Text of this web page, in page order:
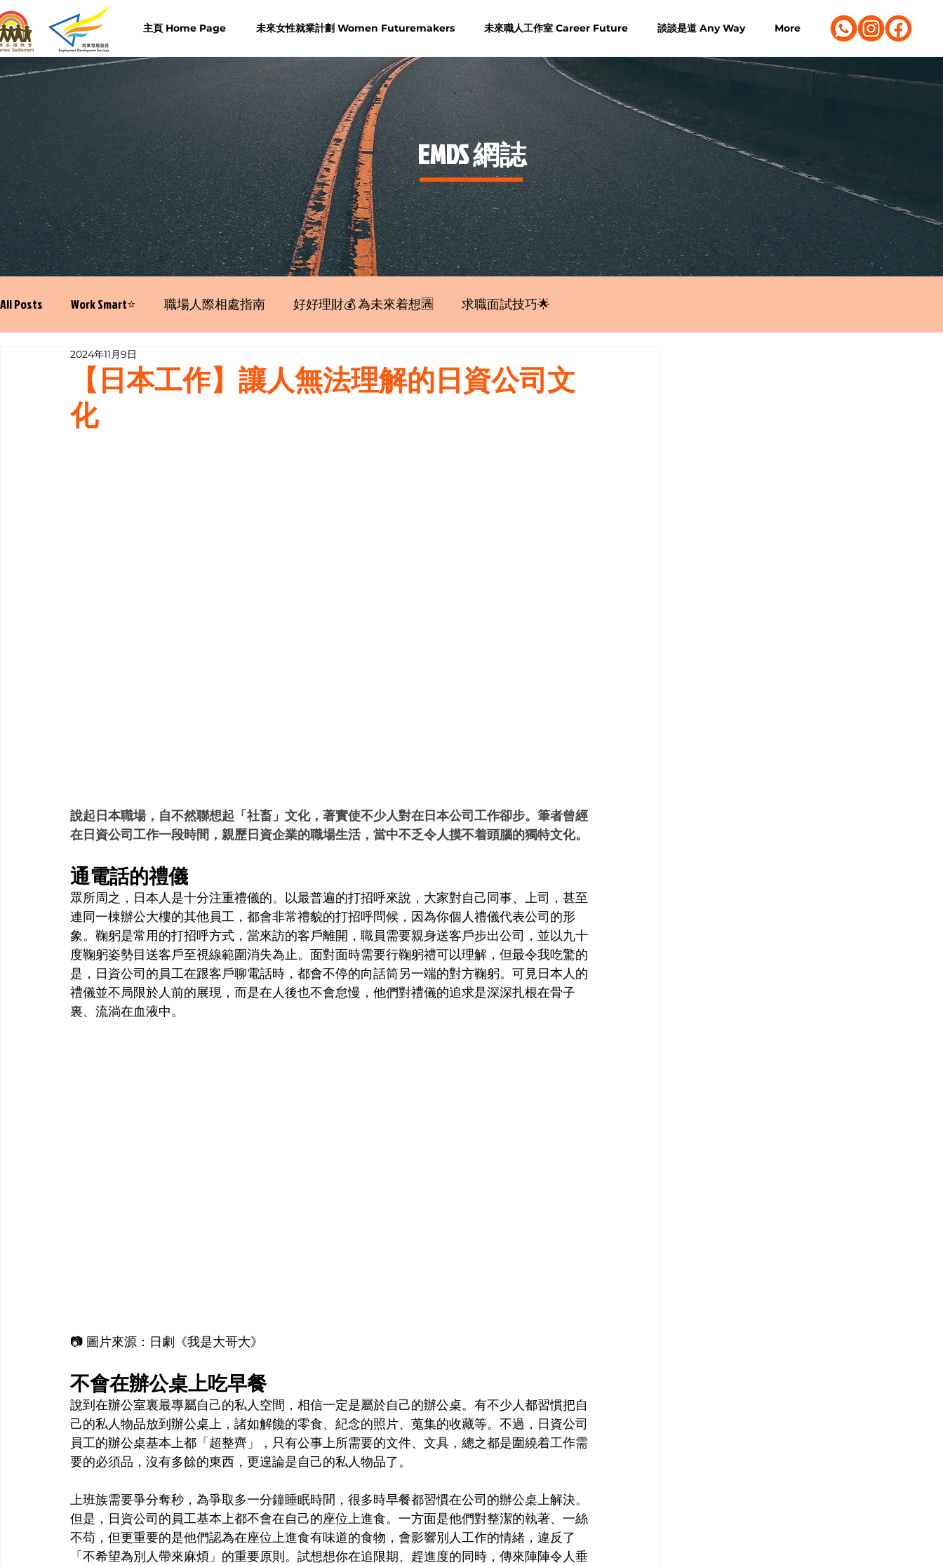
主頁 Home Page 未來女性就業計劃 Women Futuremakers 未來職人工作室 Career Future 談談是道 Any Way More
​EMDS 網誌
All Posts Work Smart⭐️ 職場人際相處指南 好好理財💰 為未來着想🈵 求職面試技巧🌟
寫履歷表嘅技巧📝【日本工作】讓人無法理解的日資公司文
化
2024年11月9日
說起日本職場，自不然聯想起「社畜」文化，著實使不少人對在日本公司工作卻步。筆者曾經
在日資公司工作一段時間，親歷日資企業的職場生活，當中不乏令人摸不着頭腦的獨特文化。
通電話的禮儀
眾所周之，日本人是十分注重禮儀的。以最普遍的打招呼來說，大家對自己同事、上司，甚至
連同一棟辦公大樓的其他員工，都會非常禮貌的打招呼問候，因為你個人禮儀代表公司的形
象。鞠躬是常用的打招呼方式，當來訪的客戶離開，職員需要親身送客戶步出公司，並以九十
度鞠躬姿勢目送客戶至視線範圍消失為止。面對面時需要行鞠躬禮可以理解，但最令我吃驚的
是，日資公司的員工在跟客戶聊電話時，都會不停的向話筒另一端的對方鞠躬。可見日本人的
禮儀並不局限於人前的展現，而是在人後也不會怠慢，他們對禮儀的追求是深深扎根在骨子
裏、流淌在血液中。
📷 圖片來源：日劇《我是大哥大》
不會在辦公桌上吃早餐
說到在辦公室裏最專屬自己的私人空間，相信一定是屬於自己的辦公桌。有不少人都習慣把自
己的私人物品放到辦公桌上，諸如解饞的零食、紀念的照片、蒐集的收藏等。不過，日資公司
員工的辦公桌基本上都「超整齊」，只有公事上所需要的文件、文具，總之都是圍繞着工作需
要的必須品，沒有多餘的東西，更遑論是自己的私人物品了。
上班族需要爭分奪秒，為爭取多一分鐘睡眠時間，很多時早餐都習慣在公司的辦公桌上解決。
但是，日資公司的員工基本上都不會在自己的座位上進食。一方面是他們對整潔的執著、一絲
不苟，但更重要的是他們認為在座位上進食有味道的食物，會影響別人工作的情緒，違反了
「不希望為別人帶來麻煩」的重要原則。試想想你在追限期、趕進度的同時，傳來陣陣令人垂